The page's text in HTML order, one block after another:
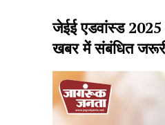
जेईई एडवांस्ड 2025
खबर में संबंधित